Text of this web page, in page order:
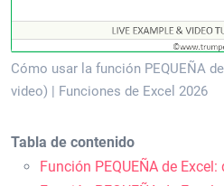
Cómo usar la función PEQUEÑA
video) | Funciones de Excel 2026
Tabla de contenido
Función PEQUEÑA de